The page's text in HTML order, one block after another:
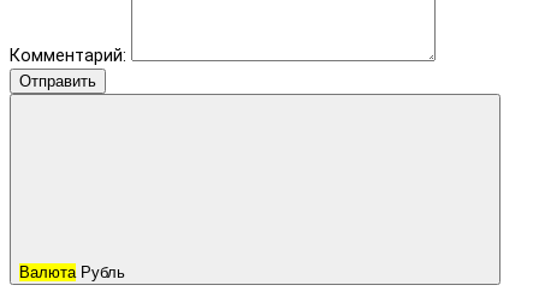
Комментарий:
Отправить
Валюта Рубль